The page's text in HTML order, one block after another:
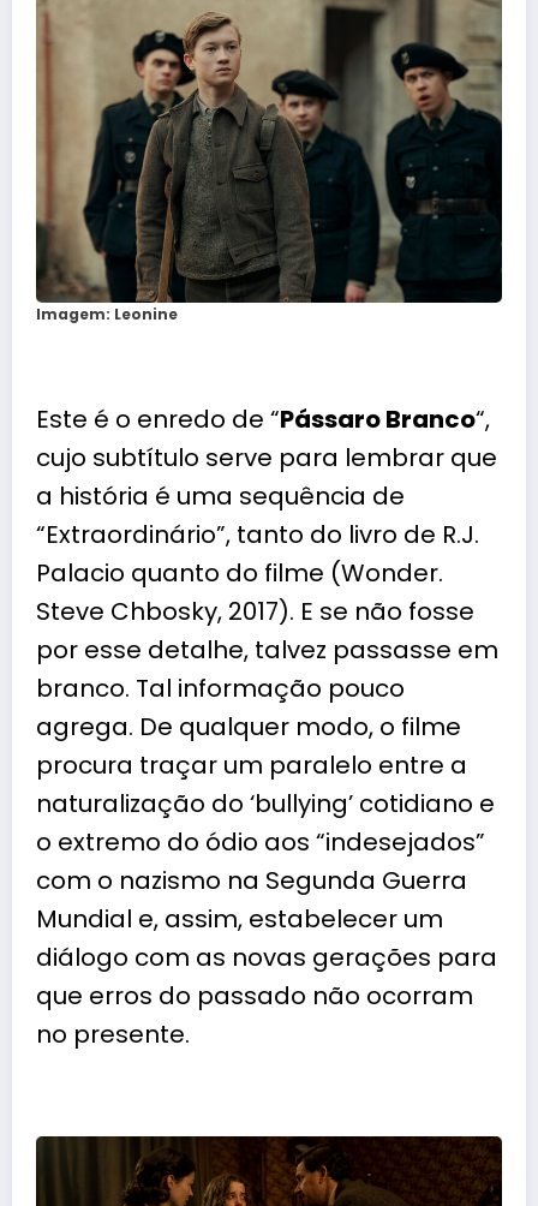
Imagem: Leonine
Este é o enredo de “Pássaro Branco“,
cujo subtítulo serve para lembrar que
a história é uma sequência de
“Extraordinário”, tanto do livro de R.J.
Palacio quanto do filme (Wonder.
Steve Chbosky, 2017). E se não fosse
por esse detalhe, talvez passasse em
branco. Tal informação pouco
agrega. De qualquer modo, o filme
procura traçar um paralelo entre a
naturalização do ‘bullying’ cotidiano e
o extremo do ódio aos “indesejados”
com o nazismo na Segunda Guerra
Mundial e, assim, estabelecer um
diálogo com as novas gerações para
que erros do passado não ocorram
no presente.